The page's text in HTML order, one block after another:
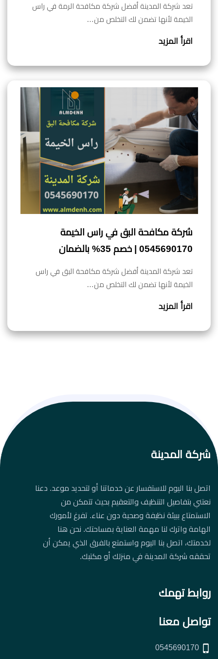
تعد شركة المدينة أفضل شركة مكافحة الرمة في راس
الخيمة لأنها تضمن لك التخلص من…
اقرأ المزيد
شركة مكافحة البق في راس الخيمة
0545690170 | خصم 35% بالضمان
تعد شركة المدينة أفضل شركة مكافحة البق في راس
الخيمة لأنها تضمن لك التخلص من…
اقرأ المزيد
شركة المدينة
اتصل بنا اليوم للاستفسار عن خدماتنا أو لتحديد موعد. دعنا
نعتني بتفاصيل التنظيف والتعقيم بحيث تتمكن من
الاستمتاع ببيئة نظيفة وصحية دون عناء. تفرغ لأمورك
الهامة واترك لنا مهمة العناية بمساحتك. نحن هنا
لخدمتك، اتصل بنا اليوم واستمتع بالفرق الذي يمكن أن
تحققه شركة المدينة في منزلك أو مكتبك.
روابط تهمك
تواصل معنا